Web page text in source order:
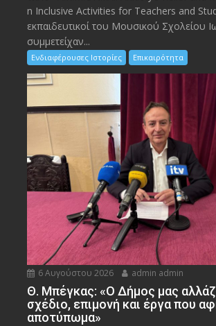
n Inclusive Activities for Teachers and
εκπαιδευτικοί του Μουσικού Σχολείου
συμμετείχαν...
Ενδιαφέρουσες Ιστορίες Επικαιρότητα
6 Αυγούστου 2026 admin admin
Θ. Μπέγκας: «Ο Δήμος μας
σχέδιο, επιμονή και έργα που
αποτύπωμα»